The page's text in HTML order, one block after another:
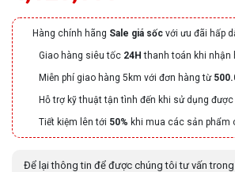
Hàng chính hãng Sale giá sốc với ưu đãi hấp
Giao hàng siêu tốc 24H thanh toán khi nhận
Miễn phí giao hàng 5km với đơn hàng từ
Hỗ trợ kỹ thuật tận tình đến khi sử dụng được
Tiết kiệm lên tới 50% khi mua các sản phẩm
Để lại thông tin để được chúng tôi tư vấn